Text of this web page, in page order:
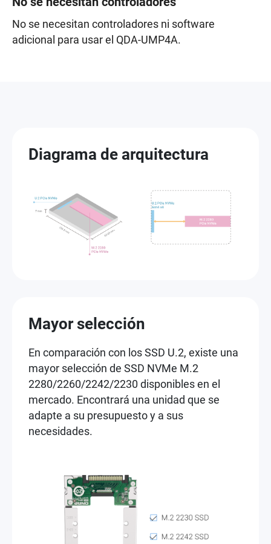
No se necesitan controladores ni software
adicional para usar el QDA-UMP4A.
Diagrama de arquitectura
Mayor selección
En comparación con los SSD U.2, existe una
mayor selección de SSD NVMe M.2
2280/2260/2242/2230 disponibles en el
mercado. Encontrará una unidad que se
adapte a su presupuesto y a sus
necesidades.